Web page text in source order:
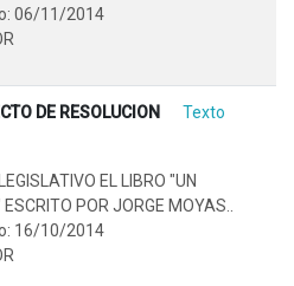
06/11/2014
DE RESOLUCION
Texto
EL LIBRO "UN
POR JORGE MOYAS..
16/10/2014